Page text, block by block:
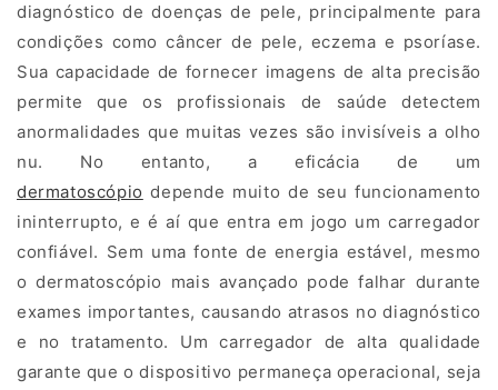
diagnóstico de doenças de pele, principalmente para
condições como câncer de pele, eczema e psoríase.
Sua capacidade de fornecer imagens de alta precisão
permite que os profissionais de saúde detectem
anormalidades que muitas vezes são invisíveis a olho
nu. No entanto, a eficácia de um
dermatoscópio depende muito de seu funcionamento
ininterrupto, e é aí que entra em jogo um carregador
confiável. Sem uma fonte de energia estável, mesmo
o dermatoscópio mais avançado pode falhar durante
exames importantes, causando atrasos no diagnóstico
e no tratamento. Um carregador de alta qualidade
garante que o dispositivo permaneça operacional, seja
a
r
r
e
g
a
d
o
r